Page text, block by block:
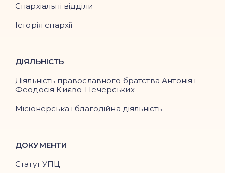
Єпархіальні відділи
Історія єпархії
ДІЯЛЬНІСТЬ
Діяльність православного братства Антонія і
Феодосія Києво-Печерських
Місіонерська і благодійна діяльність
ДОКУМЕНТИ
Статут УПЦ